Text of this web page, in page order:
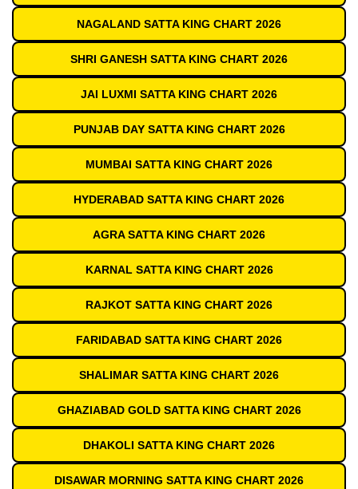
NAGALAND SATTA KING CHART 2026
SHRI GANESH SATTA KING CHART 2026
JAI LUXMI SATTA KING CHART 2026
PUNJAB DAY SATTA KING CHART 2026
MUMBAI SATTA KING CHART 2026
HYDERABAD SATTA KING CHART 2026
AGRA SATTA KING CHART 2026
KARNAL SATTA KING CHART 2026
RAJKOT SATTA KING CHART 2026
FARIDABAD SATTA KING CHART 2026
SHALIMAR SATTA KING CHART 2026
GHAZIABAD GOLD SATTA KING CHART 2026
DHAKOLI SATTA KING CHART 2026
DISAWAR MORNING SATTA KING CHART 2026